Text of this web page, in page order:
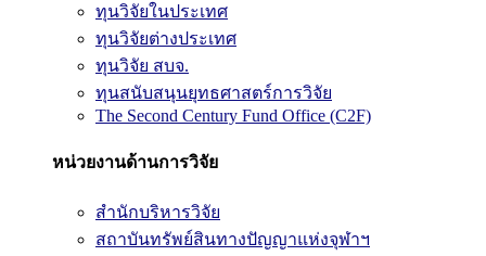
ทุนวิจัยในประเทศ
ทุนวิจัยต่างประเทศ
ทุนวิจัย สบจ.
ทุนสนับสนุนยุทธศาสตร์การวิจัย
The Second Century Fund Office (C2F)
หน่วยงานด้านการวิจัย
สำนักบริหารวิจัย
สถาบันทรัพย์สินทางปัญญาแห่งจุฬาฯ